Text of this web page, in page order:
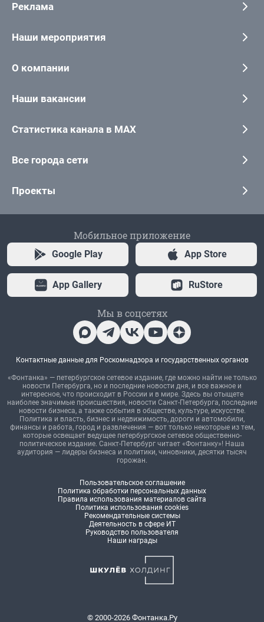
Реклама
Наши мероприятия
О компании
Наши вакансии
Статистика канала в MAX
Все города сети
Проекты
Мобильное приложение
Google Play App Store
App Gallery RuStore
Мы в соцсетях
Контактные данные для Роскомнадзора и государственных органов
«Фонтанка» — петербургское сетевое издание, где можно найти не только
новости Петербурга, но и последние новости дня, и все важное и
интересное, что происходит в России и в мире. Здесь вы отыщете
наиболее значимые происшествия, новости Санкт-Петербурга, последние
новости бизнеса, а также события в обществе, культуре, искусстве.
Политика и власть, бизнес и недвижимость, дороги и автомобили,
финансы и работа, город и развлечения — вот только некоторые из тем,
которые освещает ведущее петербургское сетевое общественно-
политическое издание. Санкт-Петербург читает «Фонтанку»! Наша
аудитория — лидеры бизнеса и политики, чиновники, десятки тысяч
горожан.
Пользовательское соглашение
Политика обработки персональных данных
Правила использования материалов сайта
Политика использования cookies
Рекомендательные системы
Деятельность в сфере ИТ
Руководство пользователя
Наши награды
© 2000-2026 Фонтанка.Ру